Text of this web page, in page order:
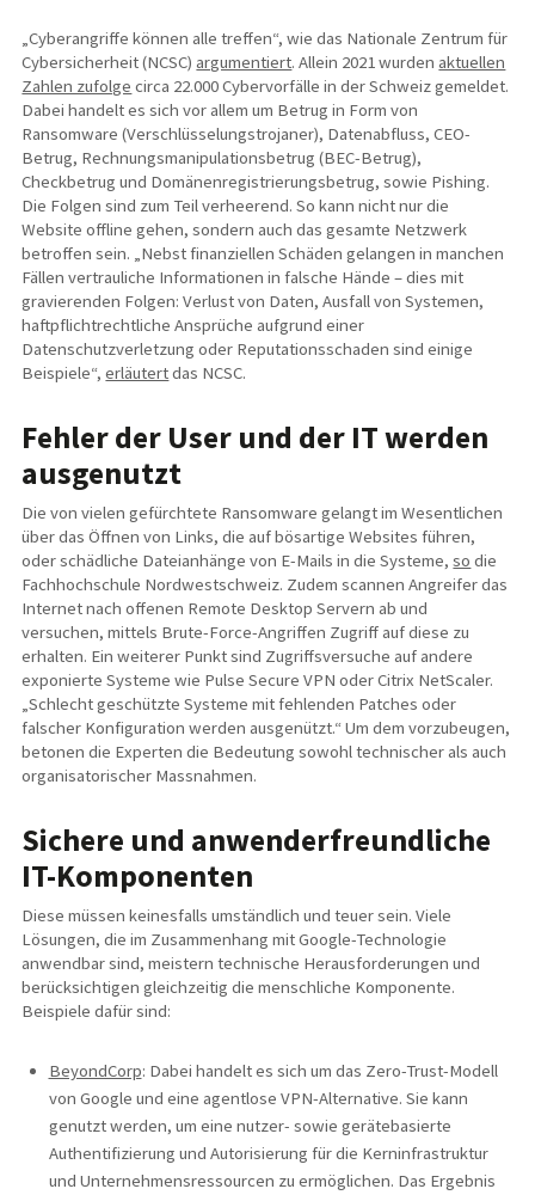
„Cyberangriffe können alle treffen“, wie das Nationale Zentrum für
Cybersicherheit (NCSC) argumentiert. Allein 2021 wurden aktuellen
Zahlen zufolge circa 22.000 Cybervorfälle in der Schweiz gemeldet.
Dabei handelt es sich vor allem um Betrug in Form von
Ransomware (Verschlüsselungstrojaner), Datenabfluss, CEO-
Betrug, Rechnungsmanipulationsbetrug (BEC-Betrug),
Checkbetrug und Domänenregistrierungsbetrug, sowie Pishing.
Die Folgen sind zum Teil verheerend. So kann nicht nur die
Website offline gehen, sondern auch das gesamte Netzwerk
betroffen sein. „Nebst finanziellen Schäden gelangen in manchen
Fällen vertrauliche Informationen in falsche Hände – dies mit
gravierenden Folgen: Verlust von Daten, Ausfall von Systemen,
haftpflichtrechtliche Ansprüche aufgrund einer
Datenschutzverletzung oder Reputationsschaden sind einige
Beispiele“,erläutertdas NCSC.
Fehler der User und der IT werden
ausgenutzt
Die von vielen gefürchtete Ransomware gelangt im Wesentlichen
über das Öffnen von Links, die auf bösartige Websites führen,
oder schädliche Dateianhänge von E-Mails in die Systeme,so die
Fachhochschule Nordwestschweiz. Zudem scannen Angreifer das
Internet nach offenen Remote Desktop Servern ab und
versuchen, mittels Brute-Force-Angriffen Zugriff auf diese zu
erhalten. Ein weiterer Punkt sind Zugriffsversuche auf andere
exponierte Systeme wie Pulse Secure VPN oder Citrix NetScaler.
„Schlecht geschützte Systeme mit fehlenden Patches oder
falscher Konfiguration werden ausgenützt.“ Um dem vorzubeugen,
betonen die Experten die Bedeutung sowohl technischer als auch
organisatorischer Massnahmen.
Sichere und anwenderfreundliche
IT-Komponenten
Diese müssen keinesfalls umständlich und teuer sein. Viele
Lösungen, die im Zusammenhang mit Google-Technologie
anwendbar sind, meistern technische Herausforderungen und
berücksichtigen gleichzeitig die menschliche Komponente.
Beispiele dafür sind:
BeyondCorp: Dabei handelt es sich um das Zero-Trust-Modell
von Google und eine agentlose VPN-Alternative. Sie kann
genutzt werden, um eine nutzer- sowie gerätebasierte
Authentifizierung und Autorisierung für die Kerninfrastruktur
und Unternehmensressourcen zu ermöglichen. Das Ergebnis